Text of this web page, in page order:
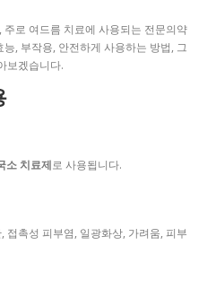
로 여드름 치료에 사용되는 전문의약
, 부작용, 안전하게 사용하는 방법, 그
보겠습니다.
소 치료제로 사용됩니다.
접촉성 피부염, 일광화상, 가려움, 피부